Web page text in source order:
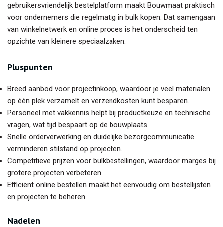
gebruikersvriendelijk bestelplatform maakt Bouwmaat praktisch
voor ondernemers die regelmatig in bulk kopen. Dat samengaan
van winkelnetwerk en online proces is het onderscheid ten
opzichte van kleinere speciaalzaken.
Pluspunten
Breed aanbod voor projectinkoop, waardoor je veel materialen
op één plek verzamelt en verzendkosten kunt besparen.
Personeel met vakkennis helpt bij productkeuze en technische
vragen, wat tijd bespaart op de bouwplaats.
Snelle orderverwerking en duidelijke bezorgcommunicatie
verminderen stilstand op projecten.
Competitieve prijzen voor bulkbestellingen, waardoor marges bij
grotere projecten verbeteren.
Efficiënt online bestellen maakt het eenvoudig om bestellijsten
en projecten te beheren.
Nadelen